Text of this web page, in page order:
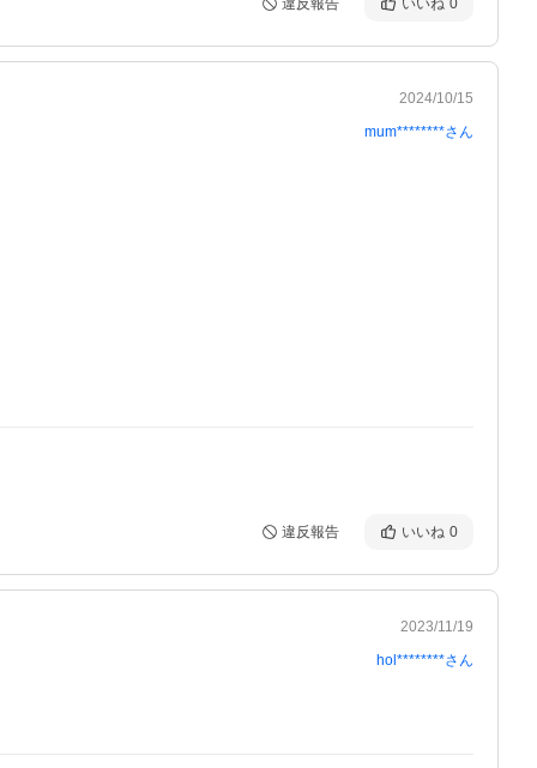
違反報告 いいね 0
2024/10/15
mum********さん
違反報告 いいね 0
2023/11/19
hol********さん